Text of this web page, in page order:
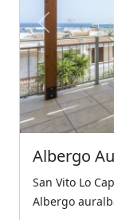
Previous
Albergo
San Vito Lo
Albergo